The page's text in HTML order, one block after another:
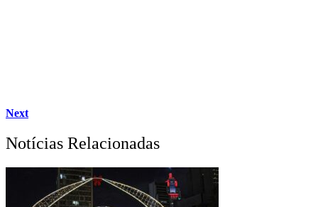
Next
Notícias Relacionadas